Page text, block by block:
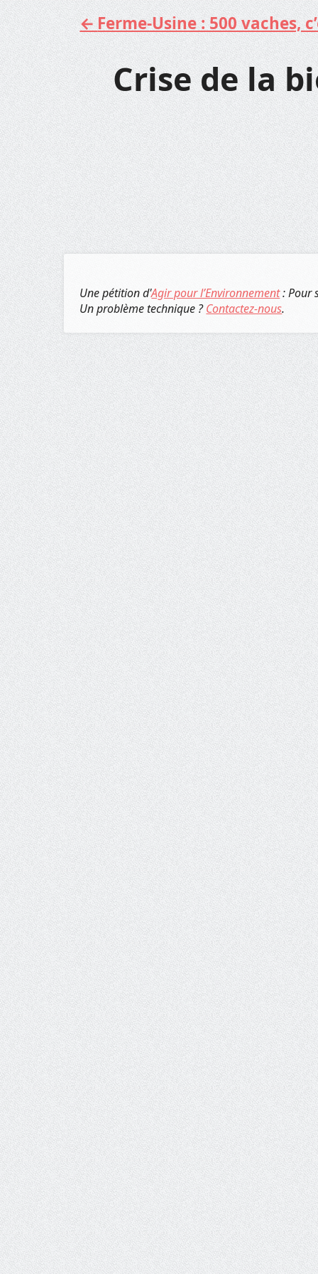
Aller
au
contenu
Ferme-Usine : 500 vaches,
Crise de la
Une pétition d'Agir pour l’Environnement: Pour
Un problème technique ?Contactez-nous.